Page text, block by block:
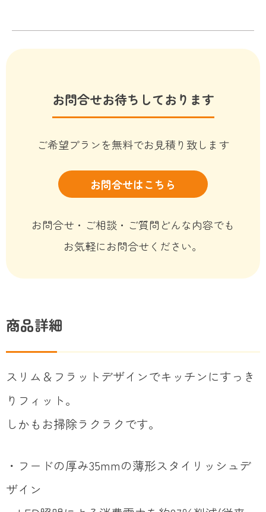
お問合せお待ちしております
ご希望プランを無料でお見積り致します
お問合せはこちら
お問合せ・ご相談・ご質問どんな内容でも
お気軽にお問合せください。
商品詳細
スリム＆フラットデザインでキッチンにすっき
りフィット。
しかもお掃除ラクラクです。
・フードの厚み35mmの薄形スタイリッシュデ
ザイン